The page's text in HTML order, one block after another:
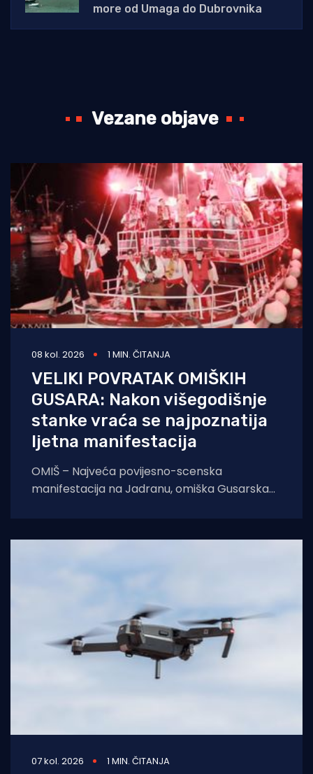
more od Umaga do Dubrovnika
Vezane objave
08 kol. 2026 1 MIN. ČITANJA
VELIKI POVRATAK OMIŠKIH
GUSARA: Nakon višegodišnje
stanke vraća se najpoznatija
ljetna manifestacija
OMIŠ – Najveća povijesno-scenska
manifestacija na Jadranu, omiška Gusarska
07 kol. 2026 1 MIN. ČITANJA